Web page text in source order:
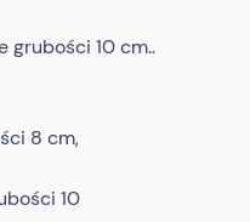
grubości 10 cm..
8 cm,
10